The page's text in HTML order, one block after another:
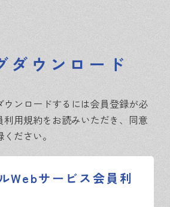
ダウンロード
ウンロードするには会員登録が必
用規約をお読みいただき、同意
ださい。
Webサービス会員利